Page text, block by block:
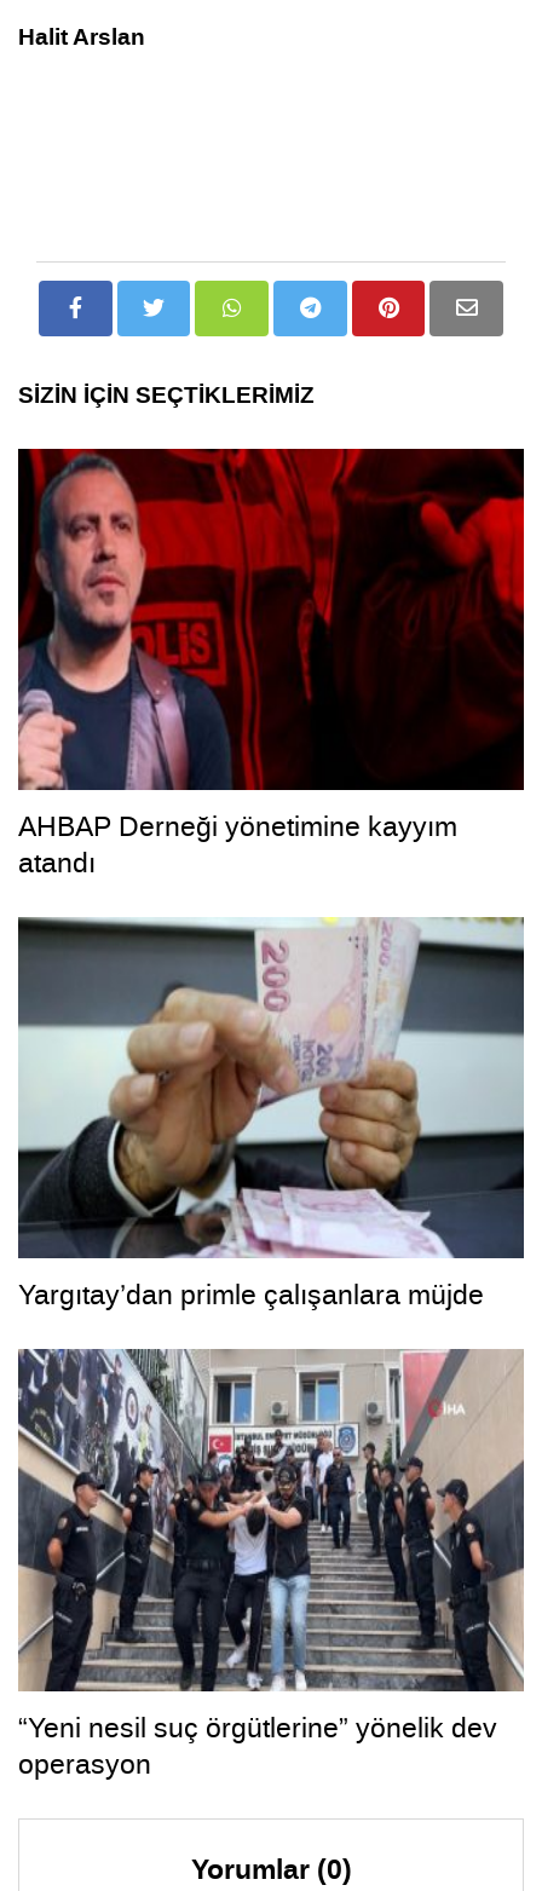
Halit Arslan
SİZİN İÇİN SEÇTİKLERİMİZ
AHBAP Derneği yönetimine kayyım
atandı
Yargıtay’dan primle çalışanlara müjde
“Yeni nesil suç örgütlerine” yönelik dev
operasyon
Yorumlar (0)